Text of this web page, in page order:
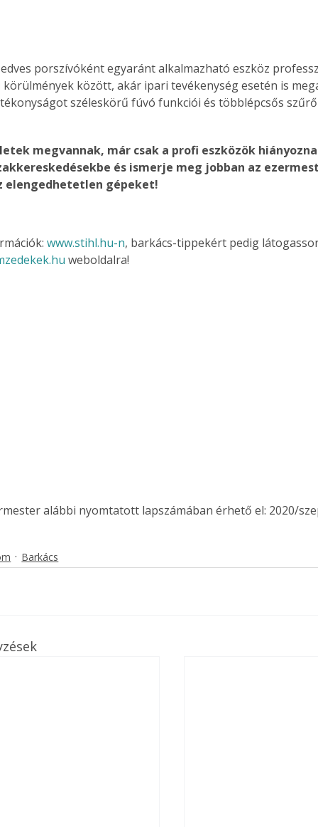
vagy
Bárhol,
élve
az
porszívóként egyaránt alkalmazható eszköz
körülmények között, akár ipari tevékenység esetén is
széleskörű fúvó funkciói és többlépcsős
megvannak, már csak a profi eszközök
és ismerje meg jobban az
elengedhetetlen gépeket!
www.stihl.hu-n, barkács-tippekért pedig
weboldalra!
alábbi nyomtatott lapszámában érhető el: 2020/
Barkács